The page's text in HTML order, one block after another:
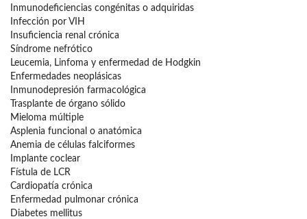
Inmunodeficiencias congénitas o adquiridas
Infección por VIH
Insuficiencia renal crónica
Síndrome nefrótico
Leucemia, Linfoma y enfermedad de Hodgkin
Enfermedades neoplásicas
Inmunodepresión farmacológica
Trasplante de órgano sólido
Mieloma múltiple
Asplenia funcional o anatómica
Anemia de células falciformes
Implante coclear
Fístula de LCR
Cardiopatía crónica
Enfermedad pulmonar crónica
Diabetes mellitus